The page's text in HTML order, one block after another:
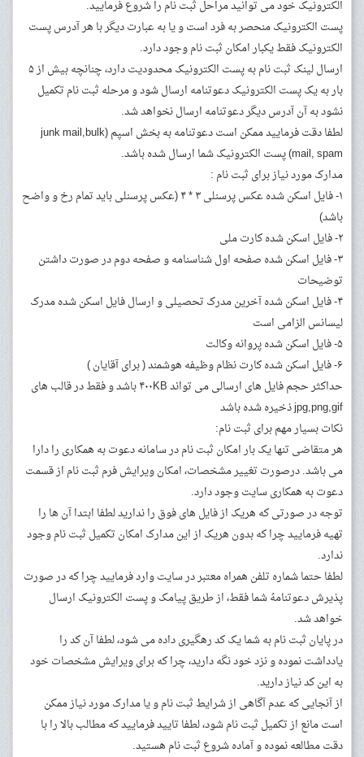
الکترونیک خود می توانید مراحل ثبت نام را شروع فرمایید.
پست الکترونیک منحصر به فرد است و یا به عبارت دیگر با هر آدرس پست
الکترونیک فقط یکبار امکان ثبت نام وجود دارد.
ارسال لینک ثبت نام به پست الکترونیک محدودیت دارد، چنانچه بیش از ۵
بار به یک پست الکترونیک دعوتنامه ارسال شود و مرحله ثبت نام تکمیل
نشود به آن آدرس دیگر دعوتنامه ارسال نخواهد شد.
لطفا دقت فرمایید ممکن است دعوتنامه به بخش اسپم (junk mail,bulk
mail, spam) پست الکترونیک شما ارسال شده باشد.
مدارک مورد نیاز برای ثبت نام :
۱- فایل اسکن شده عکس پرسنلی ۳ * ۴ (عکس پرسنلی باید تمام رخ و واضح
باشد)
۲- فایل اسکن شده کارت ملی
۳- فایل اسکن شده صفحه اول شناسنامه و صفحه دوم در صورت داشتن
توضیحات
۴- فایل اسکن شده آخرین مدرک تحصیلی و ارسال فایل اسکن شده مدرک
لیسانس الزامی است
۵- فایل اسکن شده پروانه وکالت
۶- فایل اسکن شده کارت نظام وظیفه هوشمند ( برای آقایان )
حداکثر حجم فایل های ارسالی می تواند ۴۰۰KB باشد و فقط در قالب های
jpg,png,gif ذخیره شده باشد
نکات بسیار مهم برای ثبت نام:
هر متقاضی تنها یک بار امکان ثبت نام در سامانه دعوت به همکاری را دارا
می باشد. درصورت تغییر مشخصات، امکان ویرایش فرم ثبت نام از قسمت
دعوت به همکاری سایت وجود دارد.
توجه در صورتی که هریک از فایل های فوق را ندارید لطفا ابتدا آن ها را
تهیه فرمایید چرا که بدون هریک از این مدارک امکان تکمیل ثبت نام وجود
ندارد.
لطفا حتما شماره تلفن همراه معتبر در سایت وارد فرمایید چرا که در صورت
پذیرش دعوتنامهُ شما فقط، از طریق پیامک و پست الکترونیک ارسال
خواهد شد.
در پایان ثبت نام به شما یک کد رهگیری داده می شود، لطفا آن کد را
یادداشت نموده و نزد خود نگه دارید، چرا که برای ویرایش مشخصات خود
به این کد نیاز دارید.
از آنجایی که عدم آگاهی از شرایط ثبت نام و یا مدارک مورد نیاز ممکن
است مانع از تکمیل ثبت نام شود، لطفا تایید فرمایید که مطالب بالا را با
دقت مطالعه نموده و آماده شروع ثبت نام هستید.